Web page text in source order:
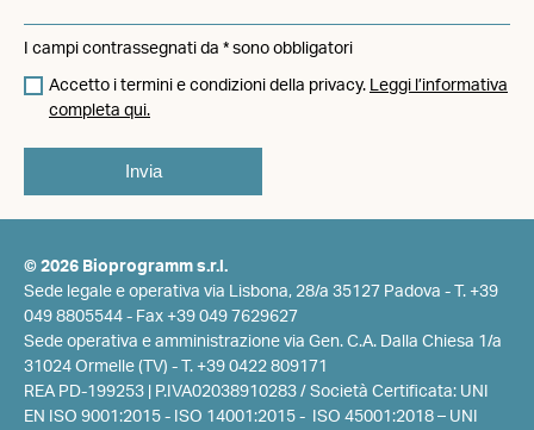
I campi contrassegnati da * sono obbligatori
Accetto i termini e condizioni della privacy. Leggi l’informativa
completa qui.
© 2026 Bioprogramm s.r.l.
Sede legale e operativa via Lisbona, 28/a 35127 Padova -
T. +39
049 8805544 - Fax +39 049 7629627
Sede operativa e amministrazione via Gen. C.A. Dalla Chiesa 1/a
31024 Ormelle (TV) -
T. +39 0422 809171
REA PD-199253 | P.IVA02038910283 / Società Certificata: UNI
EN ISO 9001:2015 - ISO 14001:2015 - ISO 45001:2018 – UNI